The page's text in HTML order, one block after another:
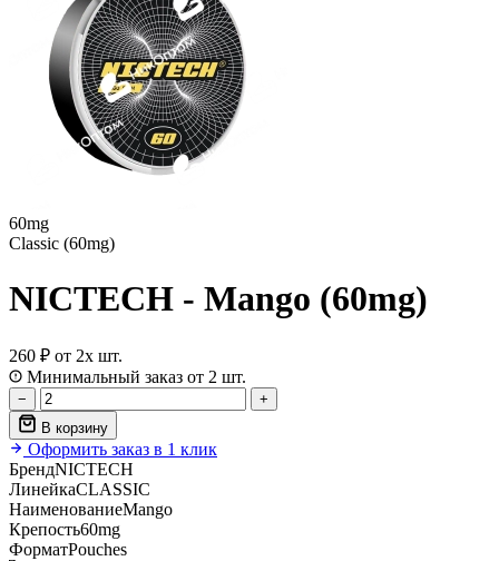
60mg
Classic (60mg)
NICTECH - Mango (60mg)
260 ₽ от 2х шт.
Минимальный заказ от 2 шт.
−
+
В корзину
Оформить заказ в 1 клик
БрендNICTECH
ЛинейкаCLASSIC
НаименованиеMango
Крепость60mg
ФорматPouches